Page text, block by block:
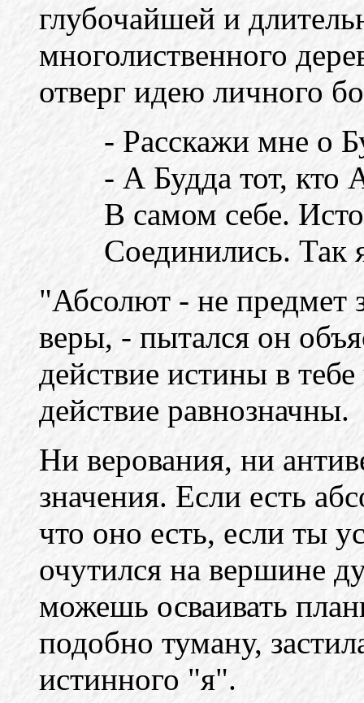
глубочайшей и
многолиственного
отверг идею личного
- Расскажи мне о
- А Будда тот, кто
В самом себе.
Соединились. Так
"Абсолют - не предмет
веры, - пытался он
действие истины в
действие равнозначны.
Ни верования, ни
значения. Если есть
что оно есть, если ты
очутился на вершине
можешь осваивать
подобно туману,
истинного "я".